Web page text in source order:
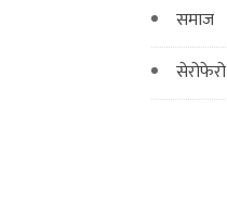
समाज
सेरोफेरो